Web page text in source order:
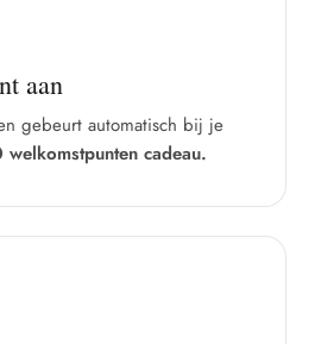
aan
gebeurt automatisch bij je
welkomstpunten cadeau.